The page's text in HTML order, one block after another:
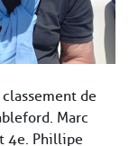
de
Marc
4e. Phillipe